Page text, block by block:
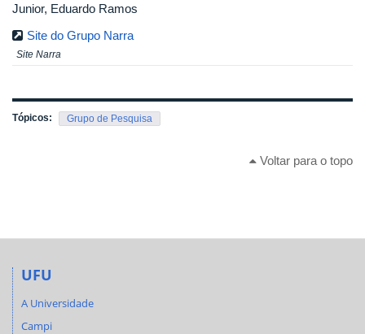
Junior, Eduardo Ramos
Site do Grupo Narra
Site Narra
Tópicos: Grupo de Pesquisa
Voltar para o topo
UFU
A Universidade
Campi